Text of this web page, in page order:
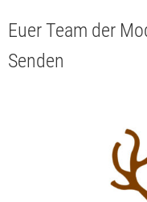
Euer Team der
Senden